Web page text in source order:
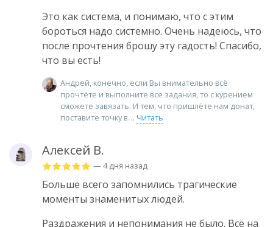
Это как система, и понимаю, что с этим
бороться надо системно. Очень надеюсь, что
после прочтения брошу эту гадость! Спасибо,
что вы есть!
Андрей, конечно, если Вы внимательно всё
прочтёте и выполните все задания, то с курением
сможете завязать. И тем, что пришлёте нам донат,
поставите точку в
Читать
Алексей В.
— 4 дня назад
Больше всего запомнились трагические
моменты знаменитых людей.
Раздражения и непонимания не было. Всё на